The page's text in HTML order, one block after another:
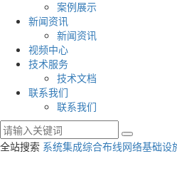
案例展示
新闻资讯
新闻资讯
视频中心
技术服务
技术文档
联系我们
联系我们
全站搜索 系统集成综合布线网络基础设